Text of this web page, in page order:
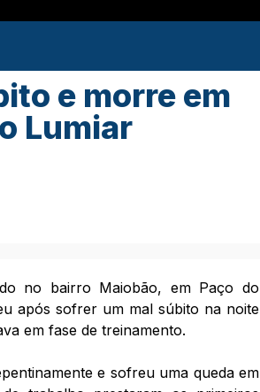
e morre em
Lumiar
no bairro Maiobão, em Paço do
após sofrer um mal súbito na noite
em fase de treinamento.
e sofreu uma queda em